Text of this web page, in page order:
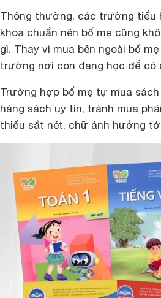
Thông thường, các trường tiểu
khoa chuẩn nên bố mẹ cũng
gì. Thay vì mua bên ngoài bố
trường nơi con đang học để có
Trường hợp bố mẹ tự mua
hàng sách uy tín, tránh mua
thiếu sắt nét, chữ ảnh hưởng